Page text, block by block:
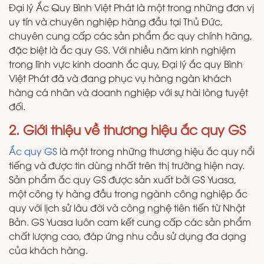
Đại lý Ắc Quy Bình Việt Phát là một trong những đơn vị
uy tín và chuyên nghiệp hàng đầu tại Thủ Đức,
chuyên cung cấp các sản phẩm ắc quy chính hãng,
đặc biệt là ắc quy GS. Với nhiều năm kinh nghiệm
trong lĩnh vực kinh doanh ắc quy, Đại lý ắc quy Bình
Việt Phát đã và đang phục vụ hàng ngàn khách
hàng cá nhân và doanh nghiệp với sự hài lòng tuyệt
đối.
2. Giới thiệu về thương hiệu ắc quy GS
Ắc quy GS là một trong những thương hiệu ắc quy nổi
tiếng và được tin dùng nhất trên thị trường hiện nay.
Sản phẩm ắc quy GS được sản xuất bởi GS Yuasa,
một công ty hàng đầu trong ngành công nghiệp ắc
quy với lịch sử lâu đời và công nghệ tiên tiến từ Nhật
Bản. GS Yuasa luôn cam kết cung cấp các sản phẩm
chất lượng cao, đáp ứng nhu cầu sử dụng đa dạng
của khách hàng.